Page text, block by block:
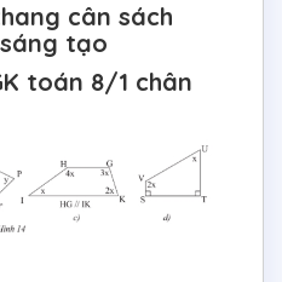
cân sách
tạo
toán 8/1 chân